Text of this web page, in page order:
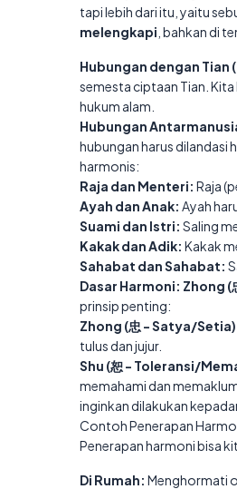
tapi lebih dari itu, yaitu
melengkapi , bahkan di
Hubungan dengan Tian
semesta ciptaan Tian.
hukum alam.
Hubungan
hubungan harus dilandasi
harmonis:
Raja dan Menteri: Raja
Ayah dan Anak: Ayah
Suami dan Istri: Saling
Kakak dan Adik: Kakak
Sahabat dan Sahabat:
Dasar Harmoni: Zhong (
prinsip penting:
Zhong (忠 - Satya/
tulus dan jujur.
Shu (恕 - Toleransi/
memahami dan
inginkan dilakukan
Contoh Penerapan
Penerapan harmoni bisa
Di Rumah: Menghormati